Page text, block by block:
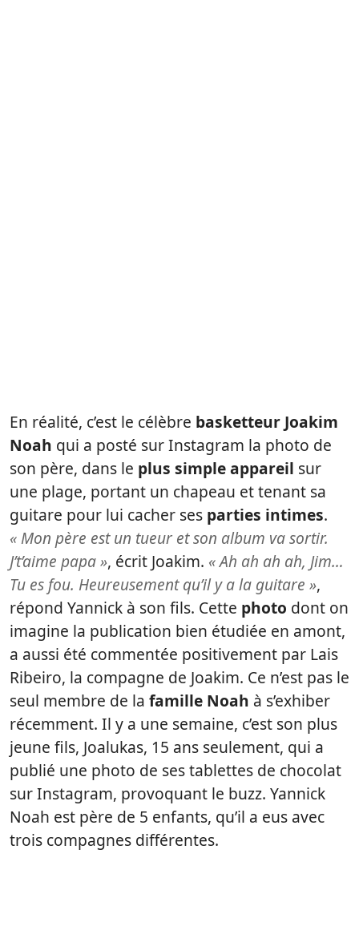
En réalité, c’est le célèbre basketteur Joakim
Noah qui a posté sur Instagram la photo de
son père, dans le plus simple appareil sur
une plage, portant un chapeau et tenant sa
guitare pour lui cacher ses parties intimes.
« Mon père est un tueur et son album va sortir.
J’t’aime papa », écrit Joakim. « Ah ah ah ah, Jim…
Tu es fou. Heureusement qu’il y a la guitare »,
répond Yannick à son fils. Cette photo dont on
imagine la publication bien étudiée en amont,
a aussi été commentée positivement par Lais
Ribeiro, la compagne de Joakim. Ce n’est pas le
seul membre de la famille Noah à s’exhiber
récemment. Il y a une semaine, c’est son plus
jeune fils, Joalukas, 15 ans seulement, qui a
publié une photo de ses tablettes de chocolat
sur Instagram, provoquant le buzz. Yannick
Noah est père de 5 enfants, qu’il a eus avec
trois compagnes différentes.